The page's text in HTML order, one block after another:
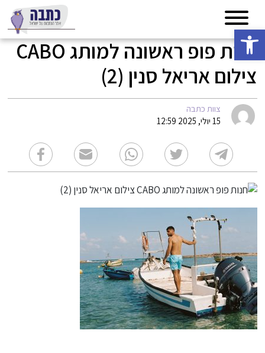
פתח סרגל נגישות
חנות פופ ראשונה למותג CABO
צילום אריאל סנין (2)
צוות כתבה
15 יולי, 2025 12:59